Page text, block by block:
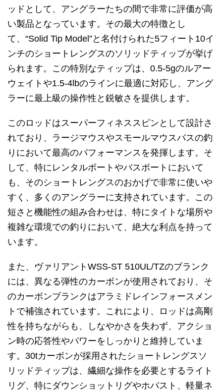
ッドとして、アングラーたちの間で非常に評価が高
い製品となっています。その最大の特徴とし
て、“Solid Tip Model”と名付けられた5フィート10イ
ンチのショートレングスのソリッドティップが挙げ
られます。この特別なティップは、0.5-5gのルアー
ウェイトや1.5-4lbのラインに最適に対応し、アング
ラーに最上級の操作性と鋭敏さを提供します。
このロッドはスーパーフィネススピンとして設計さ
れており、ラージマウスやスモールマウスバスの釣
りにおいて最高のパフォーマンスを発揮します。そ
して、特にレンタルボートやバスボートにおいて
も、そのショートレングスのおかげで非常に使いや
すく、多くのアングラーに支持されています。この
短さと機能性の組み合わせは、特にタイトな場所や
複雑な環境での釣りにおいて、絶大な利点を持って
います。
また、ヴァリアントWSS-ST 510UL/TZのブランク
には、異なる弾性のカーボンが使用されており、そ
のカーボンブランクはアラミドレインフォースメン
トで補強されています。これにより、ロッドは高剛
性を持ちながらも、しなやかさを失わず、アクショ
ン時の応答性やパワーをしっかりと維持していま
す。30tカーボンが採用されたショートレングスソ
リッドティップは、繊細な操作を必要とするライト
リグ、特にダウンショットリグやホバスト、軽量ネ